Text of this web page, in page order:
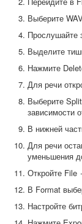
Выберите
Прослушайте
Выделите
Нажмите
Для речи
Выберите
зависимости
В нижней
Для речи
уменьшения
Откройте
В Format
Настройте